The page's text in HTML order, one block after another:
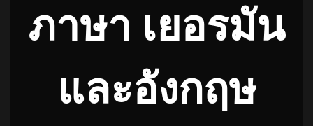
ภาษา เยอรมัน
และอังกฤษ